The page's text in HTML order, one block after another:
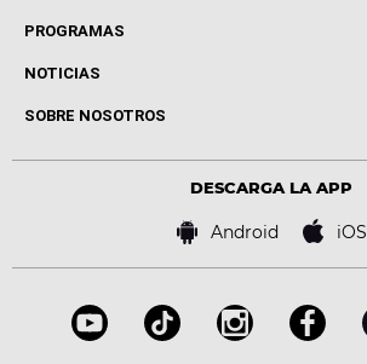
Local de Ensayo Europa FM
Conciertos
PROGRAMAS
Cuerpos especiales
Locutores Europa FM
NOTICIAS
Cine y Televisión
Virales
SOBRE NOSOTROS
Bases de concursos
DESCARGA LA APP
Android iOS